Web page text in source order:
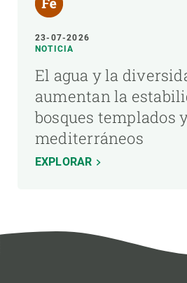
23-07-2026
NOTICIA
El agua y la
aumentan la
bosques templados
mediterráneos
EXPLORAR